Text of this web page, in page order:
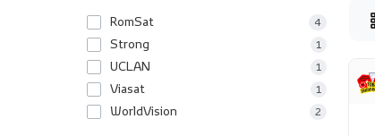
RomSat
4
Strong 1
UCLAN 1
Viasat 1
WorldVision 2